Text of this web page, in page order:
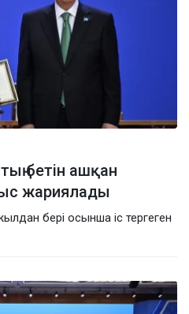
бетін ашқан
жариялады
бері осынша іс тергеген